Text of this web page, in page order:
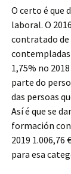
O certo é que
laboral. O
contratado de
contempladas
1,75% no
parte do
das persoas
Así é que se
formación
2019
para esa